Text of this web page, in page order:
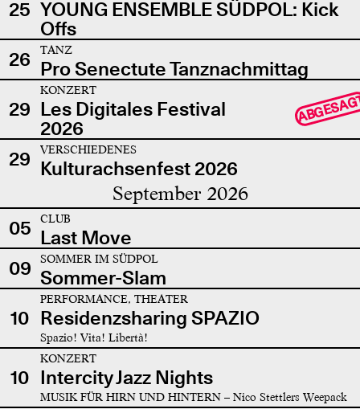
25 YOUNG ENSEMBLE SÜDPOL: Kick
Offs
26
TANZ
Pro Senectute Tanznachmittag
29
KONZERT
Les Digitales Festival
2026
29 VERSCHIEDENES
Kulturachsenfest 2026
September 2026
05 CLUB
Last Move
09
SOMMER IM SÜDPOL
Sommer-Slam
10
PERFORMANCE, THEATER
Residenzsharing SPAZIO
Spazio! Vita! Libertà!
10
KONZERT
Intercity Jazz Nights
MUSIK FÜR HIRN UND HINTERN – Nico Stettlers Weepack